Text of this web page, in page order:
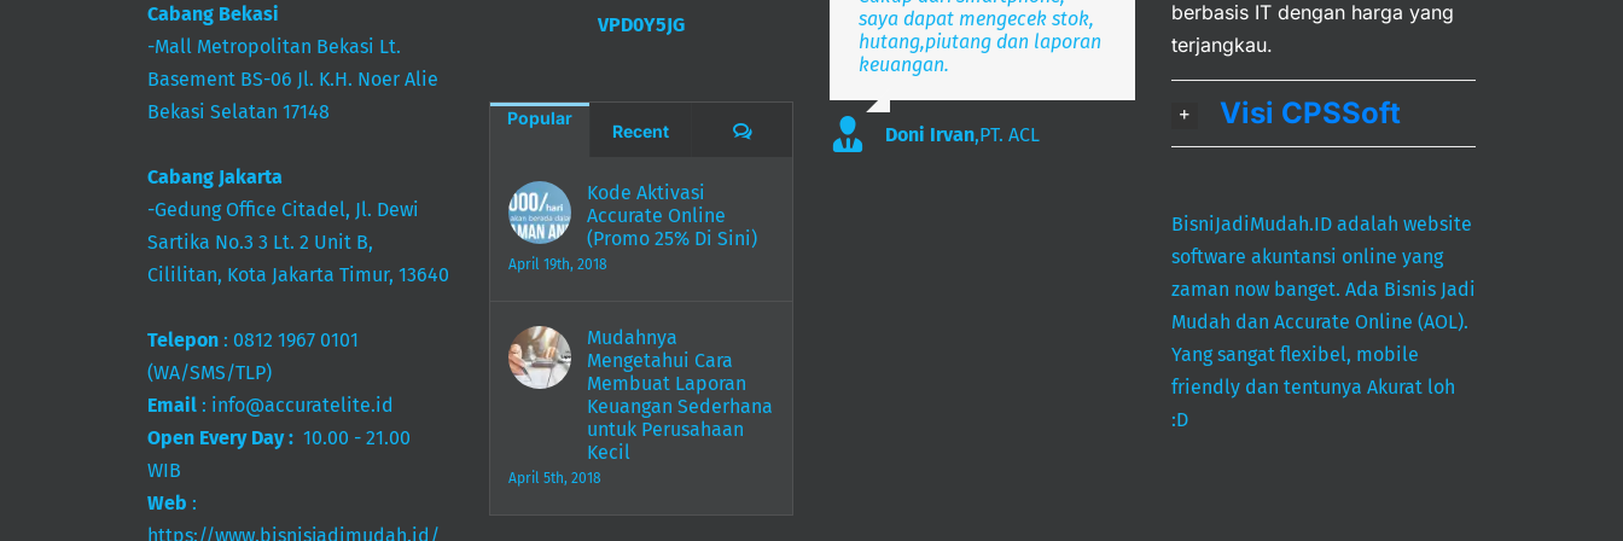
Cabang Bekasi
-Mall Metropolitan Bekasi Lt.
Basement BS-06 Jl. K.H. Noer Alie
Bekasi Selatan 17148
Cabang Jakarta
-Gedung Office Citadel, Jl. Dewi
Sartika No.3 3 Lt. 2 Unit B,
Cililitan, Kota Jakarta Timur, 13640
Telepon : 0812 1967 0101
(WA/SMS/TLP)
Email : info@accuratelite.id
Open Every Day : 10.00 - 21.00
WIB
Web :
https://www.bisnisjadimudah.id/
VPD0Y5JG
Popular
Recent Comments
Kode Aktivasi
Accurate Online
(Promo 25% Di Sini)
April 19th, 2018
Mudahnya
Mengetahui Cara
Membuat Laporan
Keuangan Sederhana
untuk Perusahaan
Kecil
April 5th, 2018
saya dapat mengecek stok,
hutang,piutang dan laporan
keuangan.
Doni Irvan,PT. ACL
Lee,PT. Indonesia Merdeka
S. Mulyani,PT. Anak Bangsa
berbasis IT dengan harga yang
terjangkau.
Visi CPSSoft
BisniJadiMudah.ID adalah website
software akuntansi online yang
zaman now banget. Ada Bisnis Jadi
Mudah dan Accurate Online (AOL).
Yang sangat flexibel, mobile
friendly dan tentunya Akurat loh
:D